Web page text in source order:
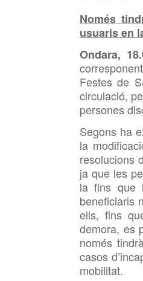
Només
usuaris en
Ondara,
Festes de
circulació,
persones
Segons ha
la
resolucions
ja que les
la fins que
beneficiaris
ells, fins
demora, es
només
casos
mobilitat.